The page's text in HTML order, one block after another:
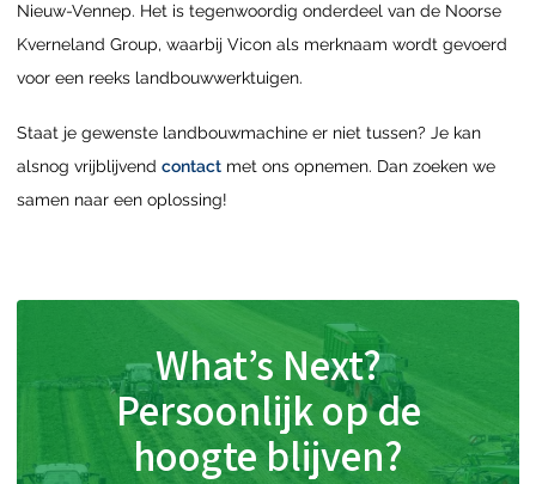
Nieuw-Vennep. Het is tegenwoordig onderdeel van de Noorse
Kverneland Group, waarbij Vicon als merknaam wordt gevoerd
voor een reeks landbouwwerktuigen.
Staat je gewenste landbouwmachine er niet tussen? Je kan
alsnog vrijblijvend contact met ons opnemen. Dan zoeken we
samen naar een oplossing!
What’s Next?
Persoonlijk op de
hoogte blijven?